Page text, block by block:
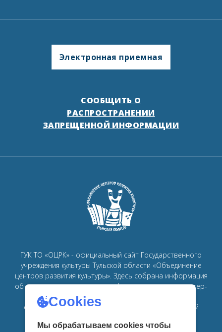
СООБЩИТЬ О
РАСПРОСТРАНЕНИИ
ЗАПРЕЩЕННОЙ ИНФОРМАЦИИ
Электронная приемная
ГУК ТО «ОЦРК» - официальный сайт Государственного
учреждения культуры Тульской области «Объединение
центров развития культуры». Здесь собрана информация
об основных мероприятиях, афишах, спектаклях, мастер-
классах, семинарах, главных новостях в рамках
объединенияцентров развития культуры в Тульской
Cookies
Мы обрабатываем cookies чтобы